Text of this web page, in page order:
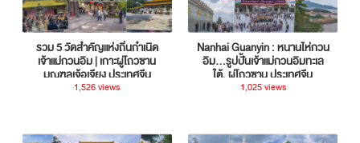
รวม 5 วัดสำคัญแห่งถิ่นกำเนิด
เจ้าแม่กวนอิม | เกาะผู่โถวซาน
มณฑลเจ้อเจียง ประเทศจีน
1,526 views
Nanhai Guanyin : หนานไห่กวน
อิม...รูปปั้นเจ้าแม่กวนอิมทะเล
ใต้, ผู่โถวซาน ประเทศจีน
1,025 views